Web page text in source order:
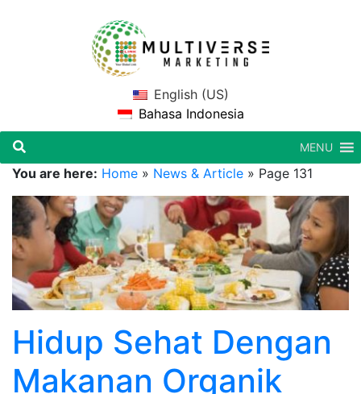
English (US)
Bahasa Indonesia
MENU
You are here: Home » News & Article » Page 131
Hidup Sehat Dengan
Makanan Organik